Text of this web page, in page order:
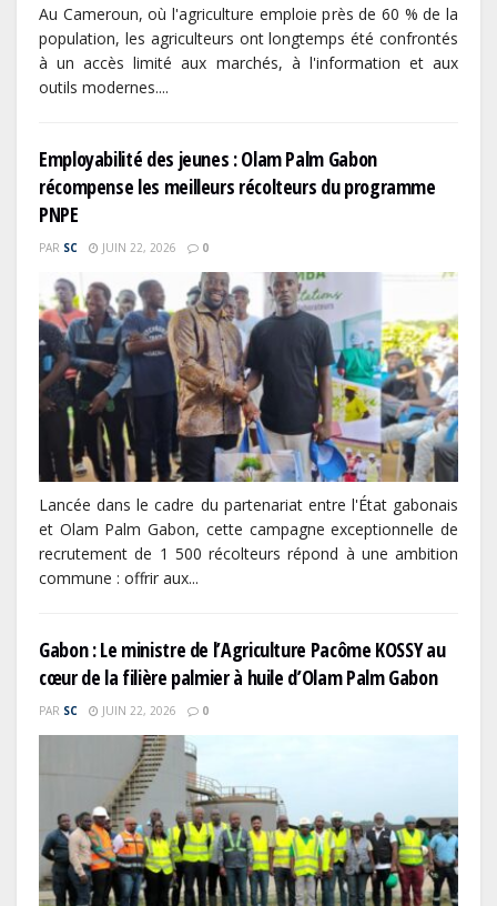
Au Cameroun, où l'agriculture emploie près de 60 % de la
population, les agriculteurs ont longtemps été confrontés
à un accès limité aux marchés, à l'information et aux
outils modernes....
Employabilité des jeunes : Olam Palm Gabon
récompense les meilleurs récolteurs du programme
PNPE
PAR SC JUIN 22, 2026 0
Lancée dans le cadre du partenariat entre l'État gabonais
et Olam Palm Gabon, cette campagne exceptionnelle de
recrutement de 1 500 récolteurs répond à une ambition
commune : offrir aux...
Gabon : Le ministre de l’Agriculture Pacôme KOSSY au
cœur de la filière palmier à huile d’Olam Palm Gabon
PAR SC JUIN 22, 2026 0